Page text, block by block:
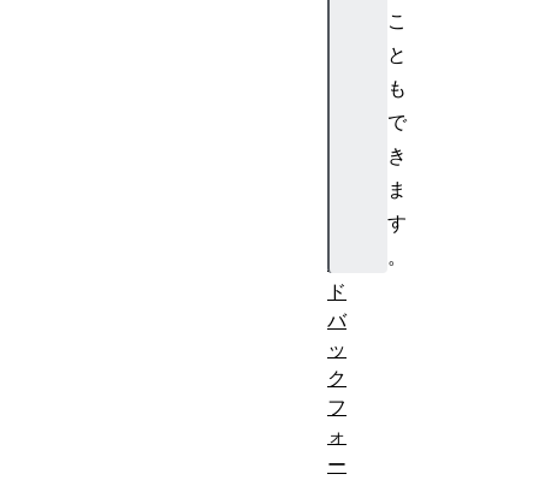
こ
と
も
で
き
ま
す
。
ド
バ
ッ
ク
フ
ォ
ー